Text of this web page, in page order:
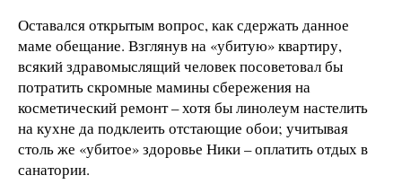
Оставался открытым вопрос, как сдержать данное
маме обещание. Взглянув на «убитую» квартиру,
всякий здравомыслящий человек посоветовал бы
потратить скромные мамины сбережения на
косметический ремонт – хотя бы линолеум настелить
на кухне да подклеить отстающие обои; учитывая
столь же «убитое» здоровье Ники – оплатить отдых в
санатории.